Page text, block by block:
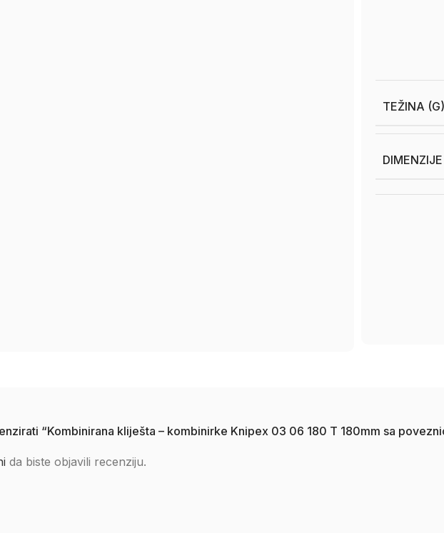
TEŽINA (G)
“Kombinirana kliješta – kombinirke Knipex 03 06 180 T 180mm sa
da biste objavili recenziju.